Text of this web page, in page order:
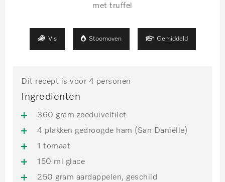
met truffel
Vis Stoomoven Gemiddeld
Dit recept is voor 4 personen
Ingredienten
360 gram zeeduivelfilet
4 plakken gedroogde ham (San Daniëlle)
1 tomaat
150 ml glace
250 gram aardappelen, geschild